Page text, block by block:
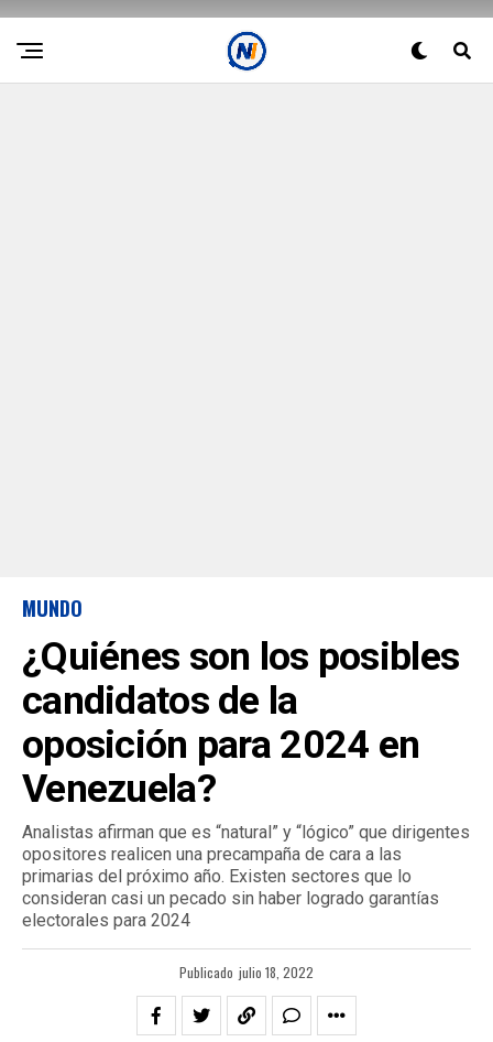
MUNDO
¿Quiénes son los posibles
candidatos de la
oposición para 2024 en
Venezuela?
Analistas afirman que es “natural” y “lógico” que dirigentes
opositores realicen una precampaña de cara a las
primarias del próximo año. Existen sectores que lo
consideran casi un pecado sin haber logrado garantías
electorales para 2024
Publicado julio 18, 2022